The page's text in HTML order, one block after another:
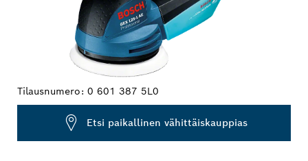
Tilausnumero: 0 601 387 5L0
Etsi paikallinen vähittäiskauppias